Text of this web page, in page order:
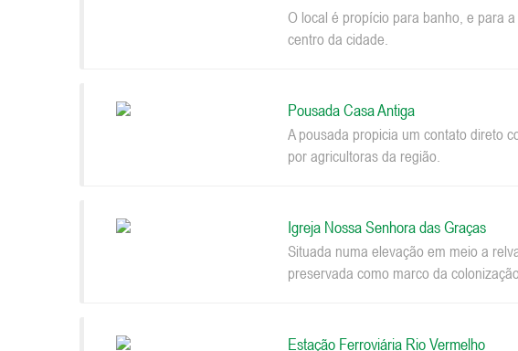
O local é propício para banho, e para
centro da cidade.
Pousada Casa Antiga
A pousada propicia um contato direto
por agricultoras da região.
Igreja Nossa Senhora das Graças
Situada numa elevação em meio a
preservada como marco da
Estação Ferroviária Rio Vermelho